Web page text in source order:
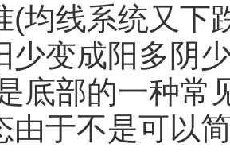
(均线系统又下
少变成阳多阴
底部的一种常
由于不是可以